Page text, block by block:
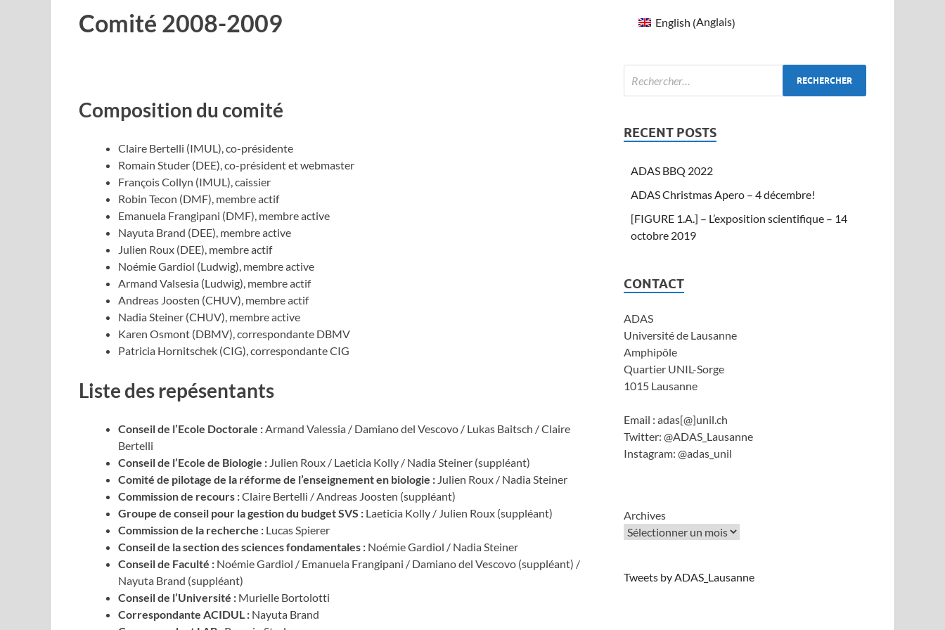
Comité 2008-2009
Composition du comité
Claire Bertelli (IMUL), co-présidente
Romain Studer (DEE), co-président et webmaster
François Collyn (IMUL), caissier
Robin Tecon (DMF), membre actif
Emanuela Frangipani (DMF), membre active
Nayuta Brand (DEE), membre active
Julien Roux (DEE), membre actif
Noémie Gardiol (Ludwig), membre active
Armand Valsesia (Ludwig), membre actif
Andreas Joosten (CHUV), membre actif
Nadia Steiner (CHUV), membre active
Karen Osmont (DBMV), correspondante DBMV
Patricia Hornitschek (CIG), correspondante CIG
Liste des repésentants
Conseil de l’Ecole Doctorale :Armand Valessia / Damiano del Vescovo / Lukas Baitsch / Claire
Bertelli
Conseil de l’Ecole de Biologie : Julien Roux / Laeticia Kolly / Nadia Steiner (suppléant)
Comité de pilotage de la réforme de l’enseignement en biologie : Julien Roux / Nadia Steiner
Commission de recours :Claire Bertelli / Andreas Joosten (suppléant)
Groupe de conseil pour la gestion du budget SVS : Laeticia Kolly / Julien Roux (suppléant)
Commission de la recherche : Lucas Spierer
Conseil de la section des sciences fondamentales : Noémie Gardiol / Nadia Steiner
Conseil de Faculté : Noémie Gardiol / Emanuela Frangipani / Damiano del Vescovo (suppléant) /
Nayuta Brand (suppléant)
Conseil de l’Université : Murielle Bortolotti
Correspondante ACIDUL : Nayuta Brand
English (Anglais)
RECENT POSTS
ADAS BBQ 2022
ADAS Christmas Apero – 4 décembre!
[FIGURE 1.A.] – L’exposition scientifique – 14
octobre 2019
CONTACT
ADAS
Université de Lausanne
Amphipôle
Quartier UNIL-Sorge
1015 Lausanne
Email : adas[@]unil.ch
Twitter: @ADAS_Lausanne
Instagram: @adas_unil
Archives
Tweets by ADAS_Lausanne